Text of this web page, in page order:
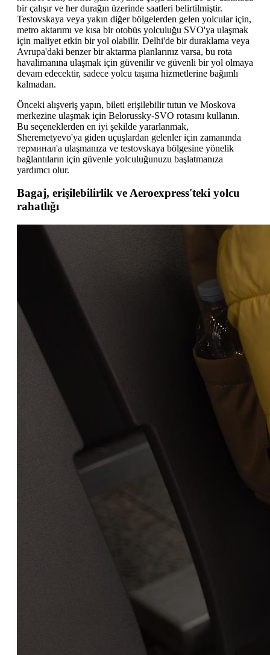
bir çalışır ve her durağın üzerinde saatleri belirtilmiştir.
Testovskaya veya yakın diğer bölgelerden gelen yolcular için,
metro aktarımı ve kısa bir otobüs yolculuğu SVO'ya ulaşmak
için maliyet etkin bir yol olabilir. Delhi'de bir duraklama veya
Avrupa'daki benzer bir aktarma planlarınız varsa, bu rota
havalimanına ulaşmak için güvenilir ve güvenli bir yol olmaya
devam edecektir, sadece yolcu taşıma hizmetlerine bağımlı
kalmadan.
Önceki alışveriş yapın, bileti erişilebilir tutun ve Moskova
merkezine ulaşmak için Belorussky-SVO rotasını kullanın.
Bu seçeneklerden en iyi şekilde yararlanmak,
Sheremetyevo'ya giden uçuşlardan gelenler için zamanında
терминал'a ulaşmanıza ve testovskaya bölgesine yönelik
bağlantıların için güvenle yolculuğunuzu başlatmanıza
yardımcı olur.
Bagaj, erişilebilirlik ve Aeroexpress'teki yolcu
rahatlığı